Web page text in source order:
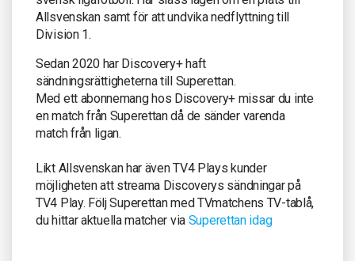
Allsvenskan samt för att undvika nedflyttning till
Division 1.
Sedan 2020 har Discovery+ haft
sändningsrättigheterna till Superettan.
Med ett abonnemang hos Discovery+ missar du inte
en match från Superettan då de sänder varenda
match från ligan.
Likt Allsvenskan har även TV4 Plays kunder
möjligheten att streama Discoverys sändningar på
TV4 Play. Följ Superettan med TVmatchens TV-tablå,
du hittar aktuella matcher via Superettan idag